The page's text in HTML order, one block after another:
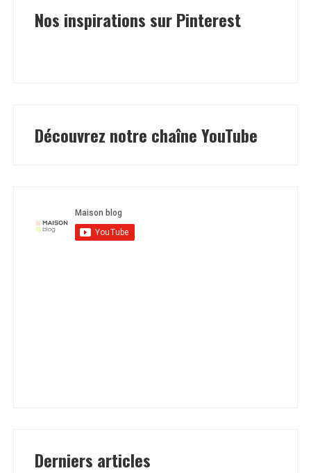
Nos inspirations sur Pinterest
Découvrez notre chaîne YouTube
Derniers articles